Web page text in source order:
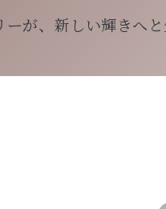
が、新しい輝きへ